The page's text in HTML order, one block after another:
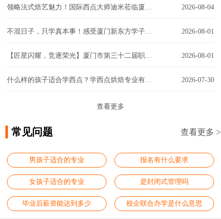
2026-08-04
2026-08-01
2026-08-01
2026-07-30
查看更多
常见问题 查看更多 >
男孩子适合的专业 报名有什么要求
女孩子适合的专业 是封闭式管理吗
毕业后薪资能达到多少 校企联合办学是什么意思